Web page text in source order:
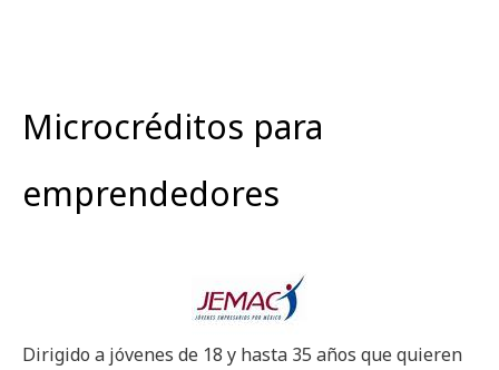
Microcréditos para
emprendedores
Dirigido a jóvenes de 18 y hasta 35 años que quieren